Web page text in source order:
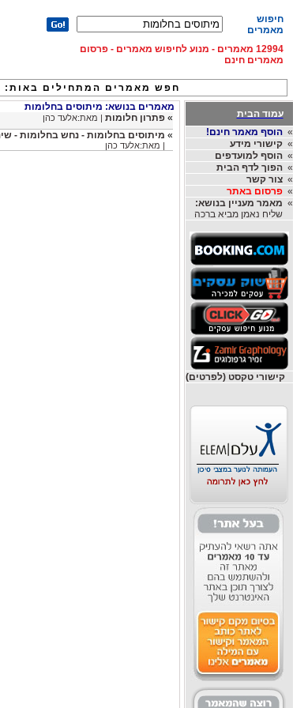
חיפוש
מאמרים
12994 מאמרים - מנוע לחיפוש מאמרים - פרסום
מאמרים חינם
חפש מאמרים המתחילים
עמוד הבית
»הוסף מאמר חינם!
»קישורי מידע
»הוסף למועדפים
»הפוך לדף הבית
»צור קשר
»פרסום באתר
» מאמר מעניין בנושא:
שליח נאמן מביא ברכה
קישורי טקסט (לפרטים)
מאמרים בנושא: מיתוסים בחלומות
» פתרון חלומות | מאת:אלעד כהן
» מיתוסים בחלומות - נחש בחלומות -
| מאת:אלעד כהן